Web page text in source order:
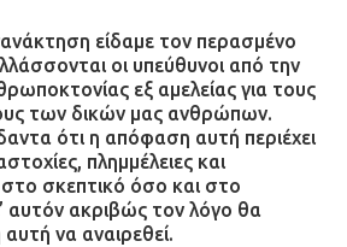
είδαμε τον περασμένο
οι υπεύθυνοι από την
εξ αμελείας για τους
των δικών μας ανθρώπων.
ότι η απόφαση αυτή περιέχει
πλημμέλειες και
σκεπτικό όσο και στο
αυτόν ακριβώς τον λόγο θα
να αναιρεθεί.